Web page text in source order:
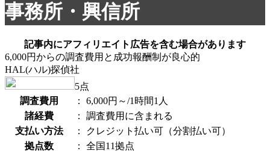
事務所・興信所
記事内にアフィリエイト広告を含む場合があります
6,000円からの調査費用と成功報酬制が良心的
HAL(ハル)探偵社
5点
調査費用
：
6,000円～/1時間1人
諸経費
：
調査費用に含まれる
支払い方法
：
クレジット払い可（分割払い可）
拠点数
：
全国11拠点